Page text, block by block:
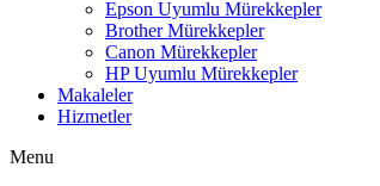
Epson Uyumlu Mürekkepler
Brother Mürekkepler
Canon Mürekkepler
HP Uyumlu Mürekkepler
Makaleler
Hizmetler
Menu